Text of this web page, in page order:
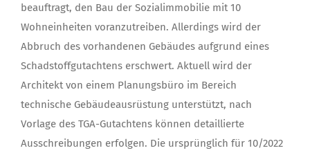
beauftragt, den Bau der Sozialimmobilie mit 10
Wohneinheiten voranzutreiben. Allerdings wird der
Abbruch des vorhandenen Gebäudes aufgrund eines
Schadstoffgutachtens erschwert. Aktuell wird der
Architekt von einem Planungsbüro im Bereich
technische Gebäudeausrüstung unterstützt, nach
Vorlage des TGA-Gutachtens können detaillierte
Ausschreibungen erfolgen. Die ursprünglich für 10/2022